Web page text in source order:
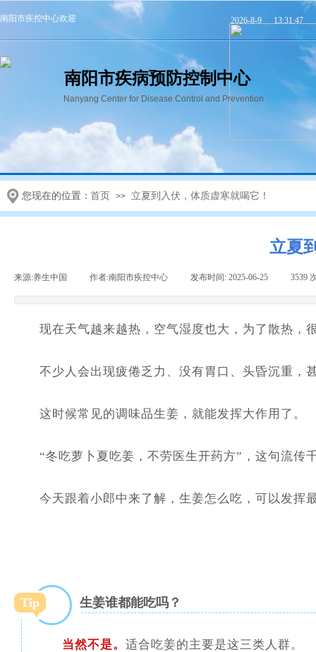
南阳市疾病预防控制中心
2026-8-9 13:31:47
Nanyang Center for Disease Control and Prevention
南阳市疾控中心欢迎
您现在的位置：首页 >> 立夏到入伏，体质虚寒就喝它！
立夏
来源:养生中国 作者:南阳市疾控中心 发布时间: 2025-06-25 3539
现在天气越来越热，空气湿度也大，为了散热，
不少人会出现疲倦乏力、没有胃口、头昏沉重
这时候常见的调味品生姜，就能发挥大作用了。
“冬吃萝卜夏吃姜，不劳医生开药方”，这句流传
今天跟着小郎中来了解，生姜怎么吃，可以发挥
Tip 生姜谁都能吃吗？
当然不是。 适合吃姜的主要是这三类人群。